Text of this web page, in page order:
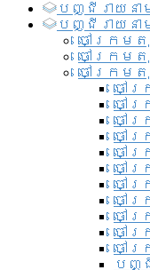
បញ្ជី​រាយ​នា
បញ្ជី​រាយ​ន
ចៅក្រមតុ
ចៅក្រមតុ
ចៅក្រមតុ
ចៅ
ចៅក្
ចៅក្
ចៅក្
ចៅ
ចៅក្
ចៅក្
ចៅក្
ចៅ
ចៅក្
ចៅក្
បញ្